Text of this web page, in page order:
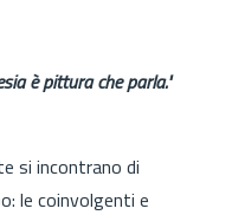
è pittura che parla."
si incontrano di
le coinvolgenti e